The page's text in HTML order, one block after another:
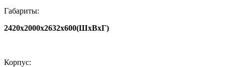
Габариты:
2420х2000х2632х600(ШхВхГ)
Корпус: